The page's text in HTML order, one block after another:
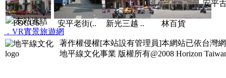
FOCUS.. 安平老街(.. 新光三越 .. 林百貨
安平
友站連結
．VR實景旅遊網
著作權侵權[本站設有管理員]本網站已依台灣
地平線文化事業 版權所有@2008 Horizon